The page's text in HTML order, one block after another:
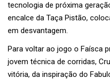
tecnologia de próxima
encalce da Taça Pistão,
em desvantagem.
Para voltar ao jogo o Faísca
jovem técnica de corridas,
vitória, da inspiração do